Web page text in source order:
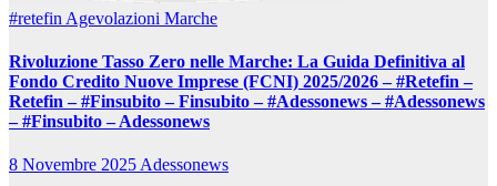
#retefin Agevolazioni Marche
Rivoluzione Tasso Zero nelle Marche: La Guida Definitiva al
Fondo Credito Nuove Imprese (FCNI) 2025/2026 – #Retefin –
Retefin – #Finsubito – Finsubito – #Adessonews – #Adessonews
– #Finsubito – Adessonews
8 Novembre 2025 Adessonews